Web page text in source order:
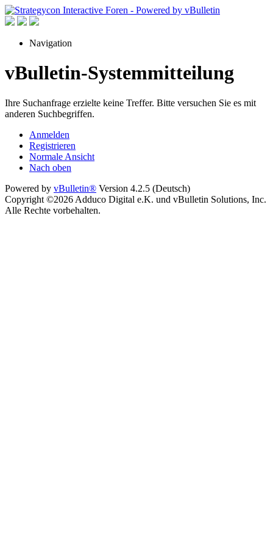
Navigation
vBulletin-Systemmitteilung
Ihre Suchanfrage erzielte keine Treffer. Bitte versuchen Sie es mit
anderen Suchbegriffen.
Anmelden
Registrieren
Normale Ansicht
Nach oben
Powered by vBulletin® Version 4.2.5 (Deutsch)
Copyright ©2026 Adduco Digital e.K. und vBulletin Solutions, Inc.
Alle Rechte vorbehalten.